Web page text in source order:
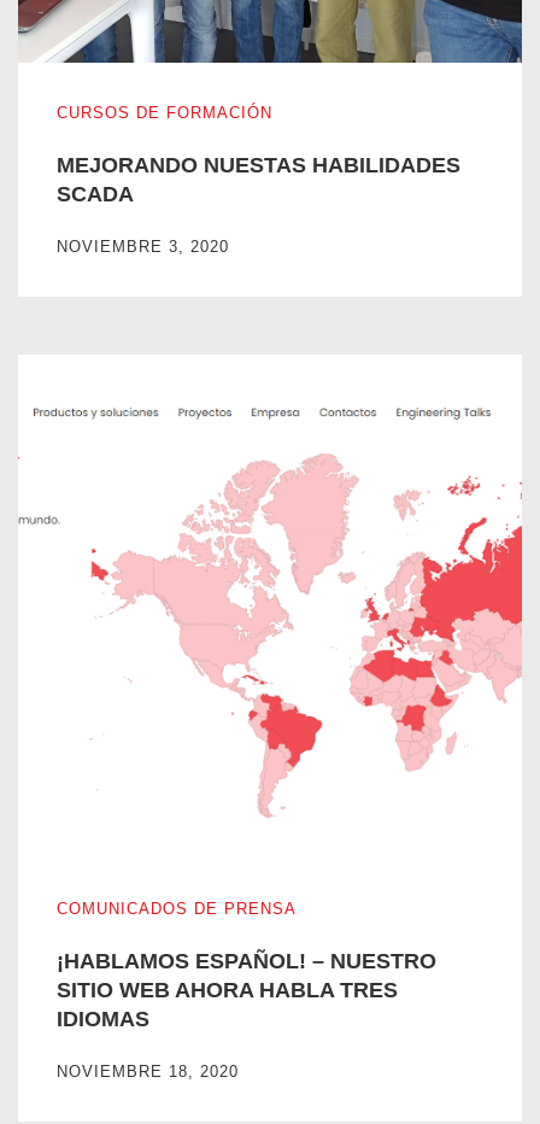
CURSOS DE FORMACIÓN
MEJORANDO NUESTAS HABILIDADES
SCADA
NOVIEMBRE 3, 2020
COMUNICADOS DE PRENSA
¡HABLAMOS ESPAÑOL! – NUESTRO
SITIO WEB AHORA HABLA TRES
IDIOMAS
NOVIEMBRE 18, 2020